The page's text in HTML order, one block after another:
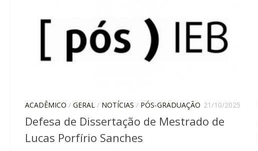
ACADÊMICO / GERAL / NOTÍCIAS / PÓS-GRADUAÇÃO 21/10/2025
Defesa de Dissertação de Mestrado de
Lucas Porfírio Sanches